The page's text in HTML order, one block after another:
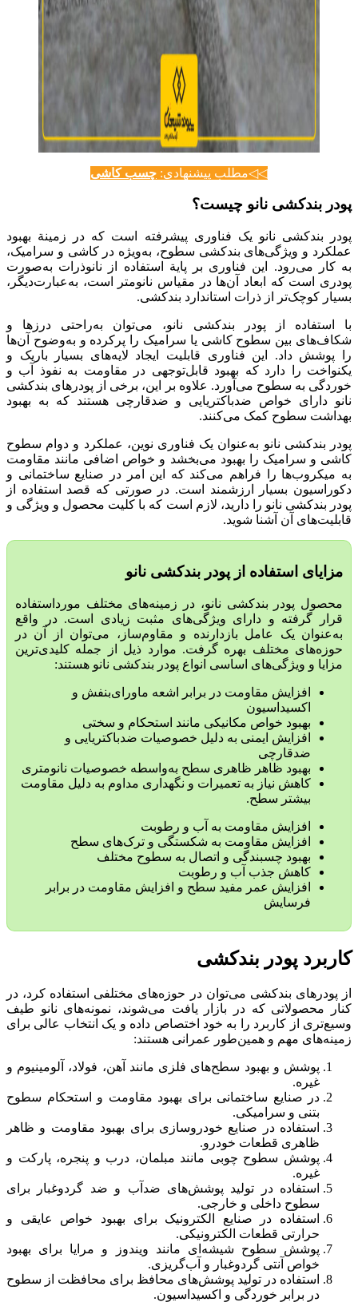
◁◁مطلب پیشنهادی: چسب کاشی
پودر بندکشی نانو چیست؟
پودر بندکشی نانو یک فناوری پیشرفته است که در زمینة بهبود
عملکرد و ویژگی‌های بندکشی سطوح، به‌ویژه در کاشی و سرامیک،
به کار می‌رود. این فناوری بر پایة استفاده از نانوذرات به‌صورت
پودری است که ابعاد آن‌ها در مقیاس نانومتر است، به‌عبارت‌دیگر،
بسیار کوچک‌تر از ذرات استاندارد بندکشی.
با استفاده از پودر بندکشی نانو، می‌توان به‌راحتی درزها و
شکاف‌های بین سطوح کاشی یا سرامیک را پرکرده و به‌وضوح آن‌ها
را پوشش داد. این فناوری قابلیت ایجاد لایه‌های بسیار باریک و
یکنواخت را دارد که بهبود قابل‌توجهی در مقاومت به نفوذ آب و
خوردگی به سطوح می‌آورد. علاوه بر این، برخی از پودرهای بندکشی
نانو دارای خواص ضدباکتریایی و ضدقارچی هستند که به بهبود
بهداشت سطوح کمک می‌کنند.
پودر بندکشی نانو به‌عنوان یک فناوری نوین، عملکرد و دوام سطوح
کاشی و سرامیک را بهبود می‌بخشد و خواص اضافی مانند مقاومت
به میکروب‌ها را فراهم می‌کند که این امر در صنایع ساختمانی و
دکوراسیون بسیار ارزشمند است. در صورتی که قصد استفاده از
پودر بندکشی نانو را دارید، لازم است که با کلیت محصول و ویژگی و
قابلیت‌های آن آشنا شوید.
مزایای استفاده از پودر بندکشی نانو
محصول پودر بندکشی نانو، در زمینه‌های مختلف مورداستفاده
قرار گرفته و دارای ویژگی‌های مثبت زیادی است. در واقع
به‌عنوان یک عامل بازدارنده و مقاوم‌ساز، می‌توان از آن در
حوزه‌های مختلف بهره گرفت. موارد ذیل از جمله کلیدی‌ترین
مزایا و ویژگی‌های اساسی انواع پودر بندکشی نانو هستند:
افزایش مقاومت در برابر اشعه ماورای‌بنفش و
اکسیداسیون
بهبود خواص مکانیکی مانند استحکام و سختی
افزایش ایمنی به دلیل خصوصیات ضدباکتریایی و
ضدقارچی
بهبود ظاهر ظاهری سطح به‌واسطه خصوصیات نانومتری
کاهش نیاز به تعمیرات و نگهداری مداوم به دلیل مقاومت
بیشتر سطح.
افزایش مقاومت به آب و رطوبت
افزایش مقاومت به شکستگی و ترک‌های سطح
بهبود چسبندگی و اتصال به سطوح مختلف
کاهش جذب آب و رطوبت
افزایش عمر مفید سطح و افزایش مقاومت در برابر
فرسایش
کاربرد پودر بندکشی
از پودرهای بندکشی می‌توان در حوزه‌های مختلفی استفاده کرد، در
کنار محصولاتی که در بازار یافت می‌شوند، نمونه‌های نانو طیف
وسیع‌تری از کاربرد را به خود اختصاص داده و یک انتخاب عالی برای
زمینه‌های مهم و همین‌طور عمرانی هستند:
پوشش و بهبود سطح‌های فلزی مانند آهن، فولاد، آلومینیوم و
غیره.
در صنایع ساختمانی برای بهبود مقاومت و استحکام سطوح
بتنی و سرامیکی.
استفاده در صنایع خودروسازی برای بهبود مقاومت و ظاهر
ظاهری قطعات خودرو.
پوشش سطوح چوبی مانند مبلمان، درب و پنجره، پارکت و
غیره.
استفاده در تولید پوشش‌های ضدآب و ضد گردوغبار برای
سطوح داخلی و خارجی.
استفاده در صنایع الکترونیک برای بهبود خواص عایقی و
حرارتی قطعات الکترونیکی.
پوشش سطوح شیشه‌ای مانند ویندوز و مرايا برای بهبود
خواص آنتی گردوغبار و آب‌گریزی.
استفاده در تولید پوشش‌های محافظ برای محافظت از سطوح
در برابر خوردگی و اکسیداسیون.